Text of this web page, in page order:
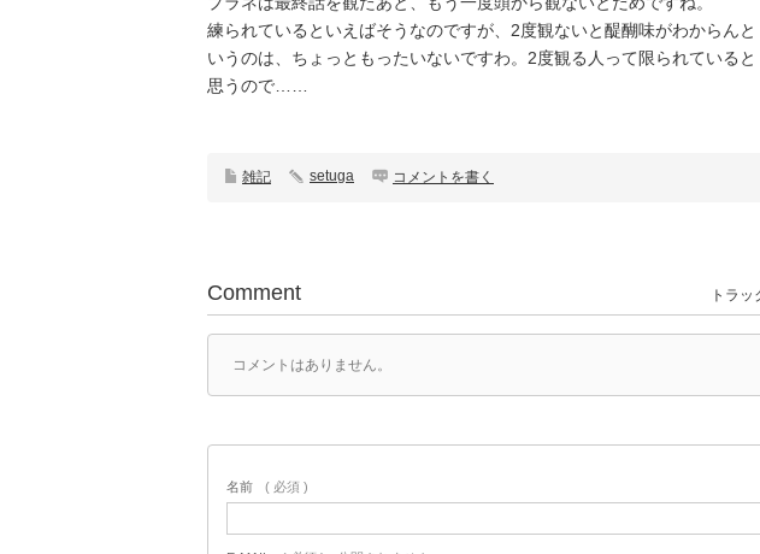
練られているといえばそうなのですが、2度観ないと醍醐味がわからんと
いうのは、ちょっともったいないですわ。2度観る人って限られていると
思うので……
雑記 setuga コメントを書く
Comment トラ
コメントはありません。
名前 ( 必須 )